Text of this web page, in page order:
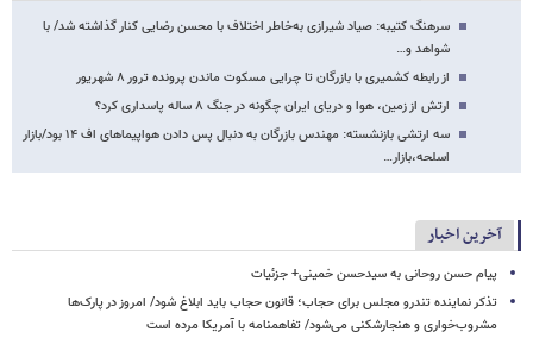
سرهنگ کتیبه: صیاد شیرازی به‌خاطر اختلاف با محسن رضایی کنار گذاشته شد/ با
شواهد و…
از رابطه کشمیری با بازرگان تا چرایی مسکوت ماندن پرونده ترور ۸ شهریور
ارتش از زمین، هوا و دریای ایران چگونه در جنگ ۸ ساله پاسداری کرد؟
سه ارتشی بازنشسته: مهندس بازرگان به دنبال پس دادن هواپیماهای اف ۱۴ بود/بازار
اسلحه،بازار…
آخرین اخبار
پیام حسن روحانی به سیدحسن خمینی+ جزئیات
تذکر نماینده تندرو مجلس برای حجاب؛ قانون حجاب باید ابلاغ شود/ امروز در پارک‌ها
مشروب‌خواری و هنجارشکنی می‌شود/ تفاهمنامه با آمریکا مرده است